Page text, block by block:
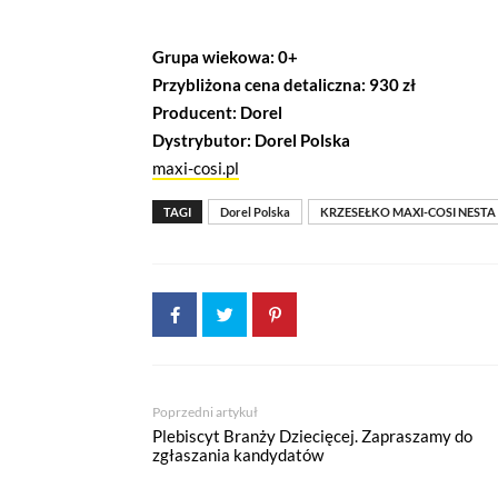
Grupa wiekowa: 0+
Przybliżona cena detaliczna: 930 zł
Producent: Dorel
Dystrybutor: Dorel Polska
maxi-cosi.pl
TAGI Dorel Polska KRZESEŁKO MAXI-COSI NESTA
Poprzedni artykuł
Plebiscyt Branży Dziecięcej. Zapraszamy do
zgłaszania kandydatów